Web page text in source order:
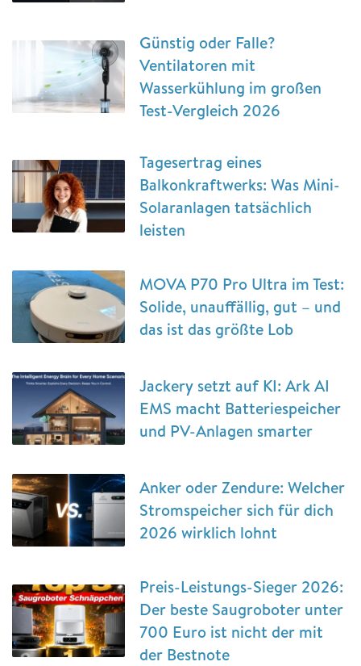
Günstig oder Falle?
Ventilatoren mit
Wasserkühlung im großen
Test-Vergleich 2026
Tagesertrag eines
Balkonkraftwerks: Was Mini-
Solaranlagen tatsächlich
leisten
MOVA P70 Pro Ultra im Test:
Solide, unauffällig, gut – und
das ist das größte Lob
Jackery setzt auf KI: Ark AI
EMS macht Batteriespeicher
und PV-Anlagen smarter
Anker oder Zendure: Welcher
Stromspeicher sich für dich
2026 wirklich lohnt
Preis-Leistungs-Sieger 2026:
Der beste Saugroboter unter
700 Euro ist nicht der mit
der Bestnote